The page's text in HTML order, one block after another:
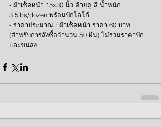
- ผ้าเช็ดหน้า 15x30 นิ้ว ด้ายคู่ สี น้ำหนัก
3.5lbs/dozen พร้อมปักโลโก้
- ราคาประมาณ : ผ้าเช็ดหน้า ราคา 60 บาท
(สำหรับการสั่งซื้อจำนวน 50 ผืน) ไม่รวมราคาปัก
และขนส่ง